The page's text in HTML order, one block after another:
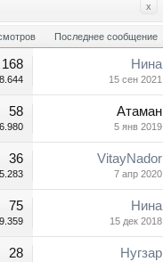
x
Последнее сообщение
168 Нина
15 сен 2021
58
6.980
Атаман
5 янв 2019
36
5.283
VitayNador
7 апр 2020
75
9.359
Нина
15 дек 2018
28 Нугзар